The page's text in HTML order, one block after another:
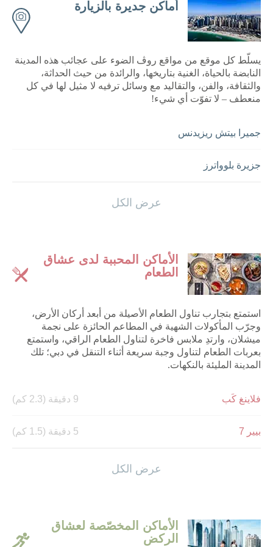
أماكن جديرة بالزيارة
يسلّط كل موقع من مواقع روڤ الضوء على عجائب هذه المدينة
النابضة بالحياة، الغنية بتاريخها، والرائدة من حيث الحداثة،
والثقافة، والفن، والتقاليد مع وسائل ترفيه لا مثيل لها في كل
منعطف – لا تفوّت أي شيء!
جميرا بيتش ريزيدنس
جزيرة بلوواترز
عرض الكل
الأماكن المحببة لدى عشاق
الطعام
استمتع بتجارب تناول الطعام الأصيلة من أبعد أركان الأرض،
وجرّب المأكولات الشهية في المطاعم الحائزة على نجمة
ميشلان، وارتدِ ملابس فاخرة لتناول الطعام الراقي، واستمتع
بعربات الطعام لتناول وجبة سريعة أثناء التنقل في دبي؛ تلك
المدينة المليئة بالنكهات.
فلاينغ كَب 9 دقيقة (2.3 كم)
بيير 7 5 دقيقة (1.5 كم)
عرض الكل
الأماكن المخصّصة لعشاق
الركض